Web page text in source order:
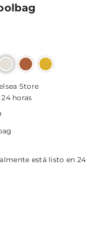
Store
horas
está listo en 24